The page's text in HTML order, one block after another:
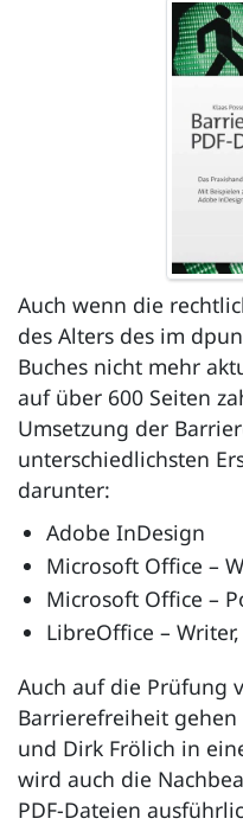
Auch wenn die
des Alters des im
Buches nicht mehr
auf über 600 Seiten
Umsetzung der
unterschiedlichsten
darunter:
Adobe InDesign
Microsoft Office –
Microsoft Office –
LibreOffice –
Auch auf die Prüfung
Barrierefreiheit gehen
und Dirk Frölich in
wird auch die
PDF-Dateien